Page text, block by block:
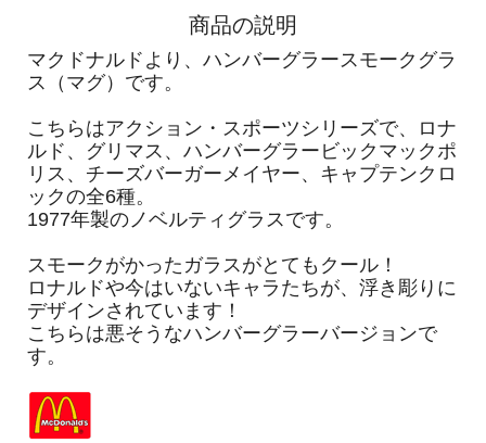
商品の説明
マクドナルドより、ハンバーグラースモークグラ
ス（マグ）です。
こちらはアクション・スポーツシリーズで、ロナ
ルド、グリマス、ハンバーグラービックマックポ
リス、チーズバーガーメイヤー、キャプテンクロ
ックの全6種。
1977年製のノベルティグラスです。
スモークがかったガラスがとてもクール！
ロナルドや今はいないキャラたちが、浮き彫りに
デザインされています！
こちらは悪そうなハンバーグラーバージョンで
す。